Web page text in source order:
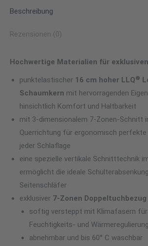
Beschreibung
Rezensionen (0)
Hochwertige Materialien für
punktelastischer 16 cm hoher LLQ®
Schaumkern mit hervorragenden
hinsichtlich Komfort und Haltbarkeit
mit 3-dimensionalem 7-Zonen-Schnitt
Querrichtung für ergonomisch perfekte
jeder Schlaflage
eine spezielle vertikale Schnitttechnik
ermöglicht die ideale
Seitenschläfer
exklusiver 7-Zonen Doppeltuchbezug
softig versteppt mit Klimafasern für
Feuchtigkeits- und Wärmeregulierung
abnehmbar und bis 60° C waschbar